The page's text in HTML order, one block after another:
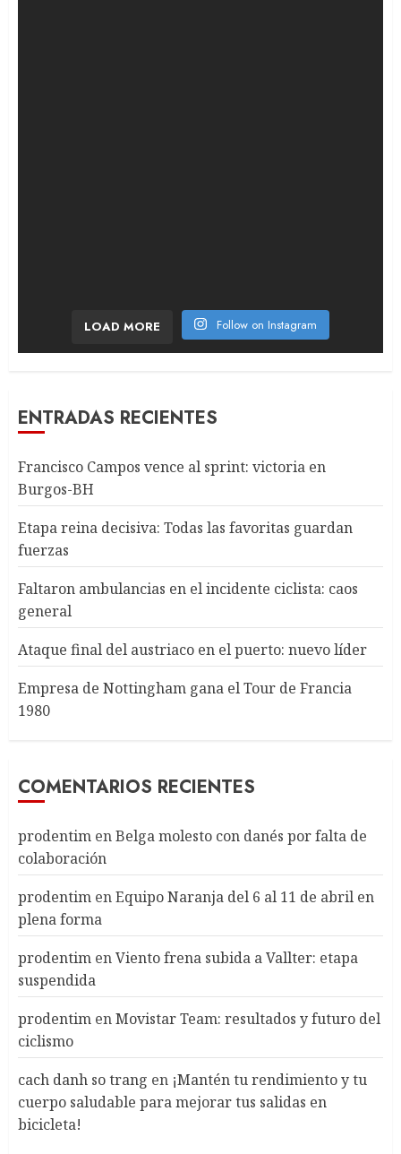
LOAD MORE Follow on Instagram
ENTRADAS RECIENTES
Francisco Campos vence al sprint: victoria en
Burgos-BH
Etapa reina decisiva: Todas las favoritas guardan
fuerzas
Faltaron ambulancias en el incidente ciclista: caos
general
Ataque final del austriaco en el puerto: nuevo líder
Empresa de Nottingham gana el Tour de Francia
1980
COMENTARIOS RECIENTES
prodentim enBelga molesto con danés por falta de
colaboración
prodentim enEquipo Naranja del 6 al 11 de abril en
plena forma
prodentim enViento frena subida a Vallter: etapa
suspendida
prodentim enMovistar Team: resultados y futuro del
ciclismo
cach danh so trang en ¡Mantén tu rendimiento y tu
cuerpo saludable para mejorar tus salidas en
bicicleta!